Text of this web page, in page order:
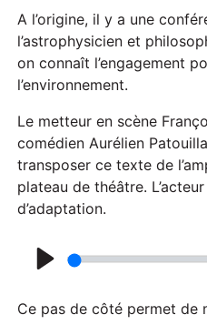
A l’origine, il y a une
l’astrophysicien et
on connaît l’engagement
l’environnement.
Le metteur en scène
comédien Aurélien
transposer ce texte de
plateau de théâtre.
d’adaptation.
l
Ce pas de côté permet de